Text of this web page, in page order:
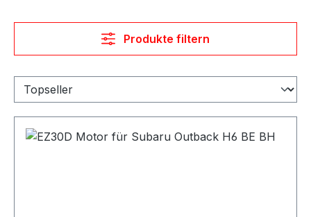
Produkte filtern